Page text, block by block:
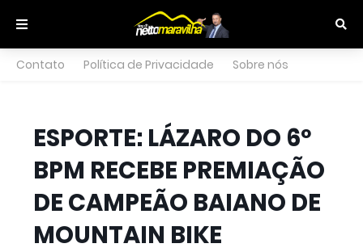
Contato Política de Privacidade Sobre nós
ESPORTE: LÁZARO DO 6º
BPM RECEBE PREMIAÇÃO
DE CAMPEÃO BAIANO DE
MOUNTAIN BIKE